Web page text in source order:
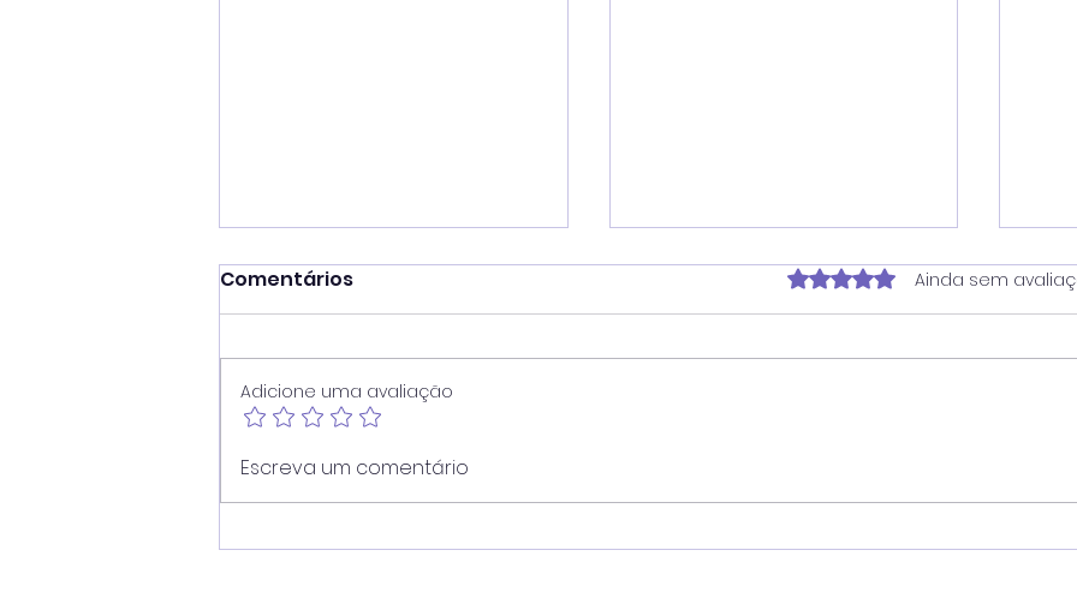
Vereador Juninho Dias
propõe modernização
contra dependência em
Comentários Avaliado com 0 de 5
Ainda sem
Adicione uma avaliação
Escreva um comentário